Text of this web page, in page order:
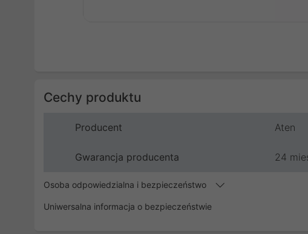
Cechy produktu
Producent Aten
Gwarancja producenta 24
Osoba odpowiedzialna i bezpieczeństwo
Uniwersalna informacja o bezpieczeństwie